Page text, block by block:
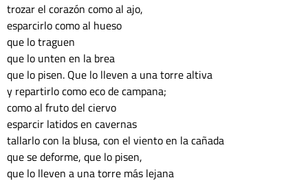
trozar el corazón como al ajo,
esparcirlo como al hueso
que lo traguen
que lo unten en la brea
que lo pisen. Que lo lleven a una torre altiva
y repartirlo como eco de campana;
como al fruto del ciervo
esparcir latidos en cavernas
tallarlo con la blusa, con el viento en la cañada
que se deforme, que lo pisen,
que lo lleven a una torre más lejana